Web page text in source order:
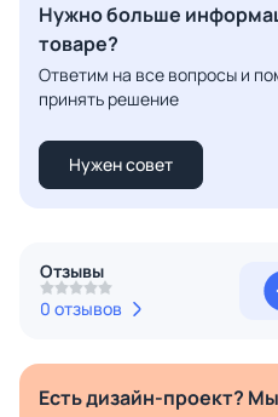
Нужно больше
товаре?
Ответим на все вопросы и
принять решение
Нужен совет
Отзывы
0 отзывов
Есть дизайн-проект?